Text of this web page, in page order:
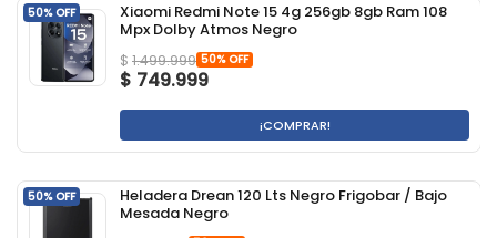
50% OFF
Xiaomi Redmi Note 15 4g 256gb 8gb Ram 108
Mpx Dolby Atmos Negro
$ 1.499.999 50% OFF
$ 749.999
¡COMPRAR!
50% OFF
Heladera Drean 120 Lts Negro Frigobar / Bajo
Mesada Negro